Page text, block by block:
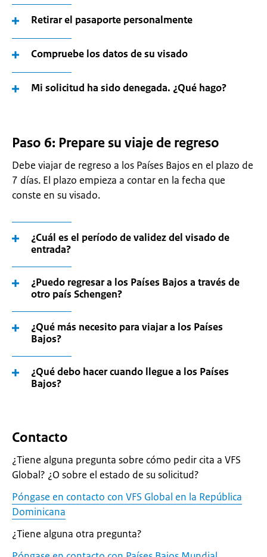
Retirar el pasaporte personalmente
Compruebe los datos de su visado
Mi solicitud ha sido denegada. ¿Qué hago?
Paso 6: Prepare su viaje de regreso
Debe viajar de regreso a los Países Bajos en el plazo de
7 días. El plazo empieza a contar en la fecha que
conste en su visado.
¿Cuál es el período de validez del visado de
entrada?
¿Puedo regresar a los Países Bajos a través de
otro país Schengen?
¿Qué más necesito para viajar a los Países
Bajos?
¿Qué debo hacer cuando llegue a los Países
Bajos?
Contacto
¿Tiene alguna pregunta sobre cómo pedir cita a VFS
Global? ¿O sobre el estado de su solicitud?
Póngase en contacto con VFS Global en la República
Dominicana
¿Tiene alguna otra pregunta?